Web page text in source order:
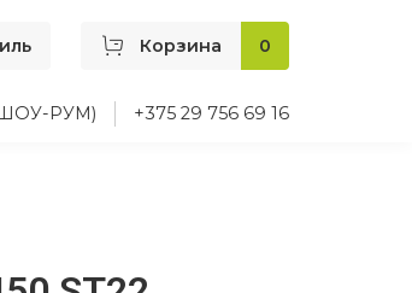
Корзина 0
(ШОУ-РУМ) +375 29 756 69 16